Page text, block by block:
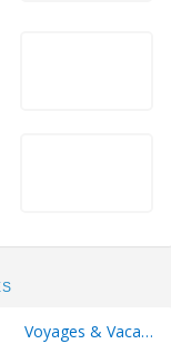
Voyages & Vacances